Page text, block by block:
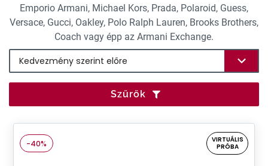
Emporio Armani, Michael Kors, Prada, Polaroid, Guess,
Versace, Gucci, Oakley, Polo Ralph Lauren, Brooks Brothers,
Coach vagy épp az Armani Exchange.
Szűrők
-40%
VIRTUÁLIS
PRÓBA